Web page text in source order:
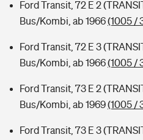
Ford Transit, 72 E 2
Bus/Kombi, ab 1966(1005 /
Ford Transit, 72 E 3
Bus/Kombi, ab 1966(1005 /
Ford Transit, 73 E 2
Bus/Kombi, ab 1969(1005 /
Ford Transit, 73 E 3